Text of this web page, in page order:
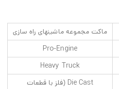
ماکت مجموعه ماشینهای راه سازی
Pro-Engine
Heavy Truck
Die Cast (فلز با قطعات